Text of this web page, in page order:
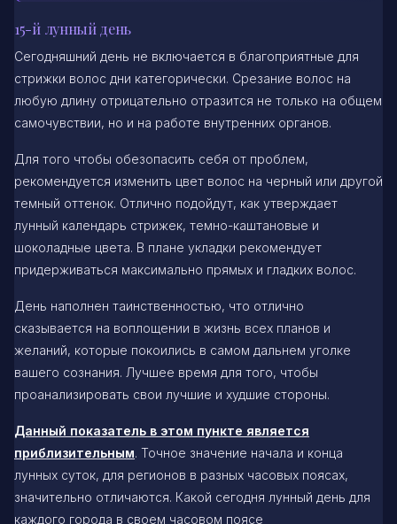
15-й лунный день
Сегодняшний день не включается в благоприятные для
стрижки волос дни категорически. Срезание волос на
любую длину отрицательно отразится не только на общем
самочувствии, но и на работе внутренних органов.
Для того чтобы обезопасить себя от проблем,
рекомендуется изменить цвет волос на черный или другой
темный оттенок. Отлично подойдут, как утверждает
лунный календарь стрижек, темно-каштановые и
шоколадные цвета. В плане укладки рекомендует
придерживаться максимально прямых и гладких волос.
День наполнен таинственностью, что отлично
сказывается на воплощении в жизнь всех планов и
желаний, которые покоились в самом дальнем уголке
вашего сознания. Лучшее время для того, чтобы
проанализировать свои лучшие и худшие стороны.
Данный показатель в этом пункте является
приблизительным. Точное значение начала и конца
лунных суток, для регионов в разных часовых поясах,
значительно отличаются. Какой сегодня лунный день для
каждого города в своем часовом поясе